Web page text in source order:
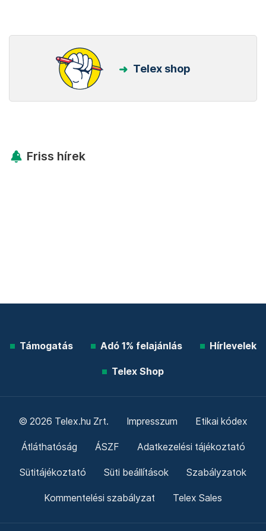
Telex shop
Friss hírek
Támogatás Adó 1% felajánlás Hírlevelek
Telex Shop
© 2026 Telex.hu Zrt. Impresszum Etikai kódex
Átláthatóság ÁSZF Adatkezelési tájékoztató
Sütitájékoztató Süti beállítások Szabályzatok
Kommentelési szabályzat Telex Sales